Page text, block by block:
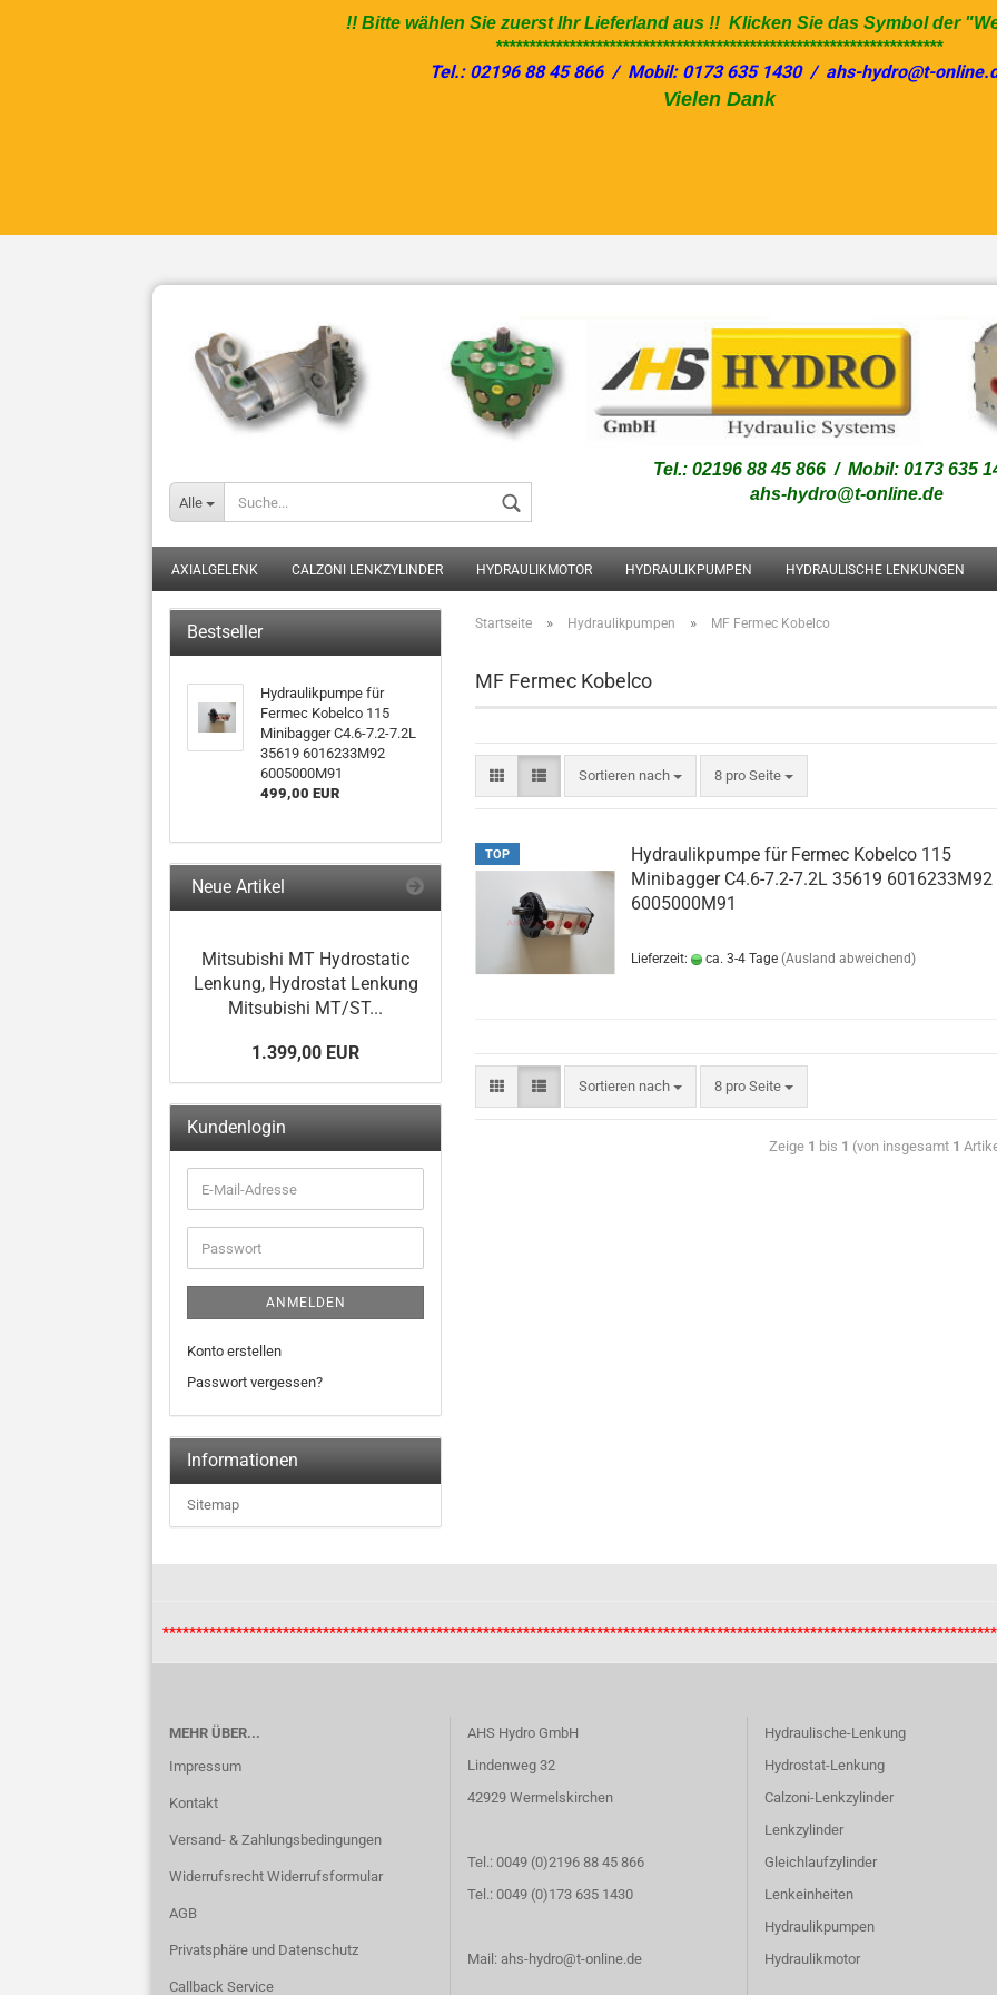
Lieferland
Konto erstellen
Alle
Tel.: 02196 88 45 866 / Mobil: 0173 635
ahs-hydro@t-online.de
!! Bitte wählen Sie zuerst Ihr Lieferland aus !! Klicken Sie das Symbol der
*******************************************************************
Tel.: 02196 88 45 866 / Mobil: 0173 635 1430 / ahs-hydro@t-
Vielen Dank
AXIALGELENK CALZONI LENKZYLINDER HYDRAULIKMOTOR HYDRAULIKPUMPEN HYDRAULISCHE LENKUNGEN
Startseite » Hydraulikpumpen » MF Fermec Kobelco
MF Fermec Kobelco
Sortieren nach 8 pro Seite
TOP
Hydraulikpumpe für Fermec Kobelco 115
Minibagger C4.6-7.2-7.2L 35619 6016233M92
6005000M91
Lieferzeit: ca. 3-4 Tage (Ausland abweichend)
Sortieren nach 8 pro Seite
Zeige 1 bis 1 (von insgesamt 1
Bestseller
Hydraulikpumpe für
Fermec Kobelco 115
Minibagger C4.6-7.2-7.2L
35619 6016233M92
6005000M91
499,00 EUR
Neue Artikel
Mitsubishi MT Hydrostatic
Lenkung, Hydrostat Lenkung
Mitsubishi MT/ST...
1.399,00 EUR
Kundenlogin
ANMELDEN
Konto erstellen
Passwort vergessen?
Informationen
Sitemap
MEHR ÜBER...
Impressum
Kontakt
Versand- & Zahlungsbedingungen
Widerrufsrecht Widerrufsformular
AGB
Privatsphäre und Datenschutz
Callback Service
AHS Hydro GmbH
Lindenweg 32
42929 Wermelskirchen
Tel.: 0049 (0)2196 88 45 866
Tel.: 0049 (0)173 635 1430
Mail: ahs-hydro@t-online.de
Hydraulische-Lenkung
Hydrostat-Lenkung
Calzoni-Lenkzylinder
Lenkzylinder
Gleichlaufzylinder
Lenkeinheiten
Hydraulikpumpen
Hydraulikmotor